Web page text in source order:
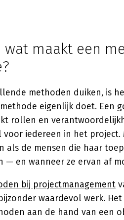
wat maakt een
methoden duiken, is
eigenlijk doet. Een
rollen en
iedereen in het project.
als de mensen die haar
— en wanneer ze ervan af
bij projectmanagement
waardevol werk.
aan de hand van een